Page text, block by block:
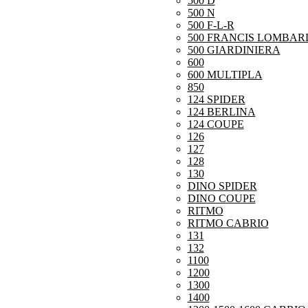
500 N
500 F-L-R
500 FRANCIS
500 GIARDINIERA
600
600 MULTIPLA
850
124 SPIDER
124 BERLINA
124 COUPE
126
127
128
130
DINO SPIDER
DINO COUPE
RITMO
RITMO CABRIO
131
132
1100
1200
1300
1400